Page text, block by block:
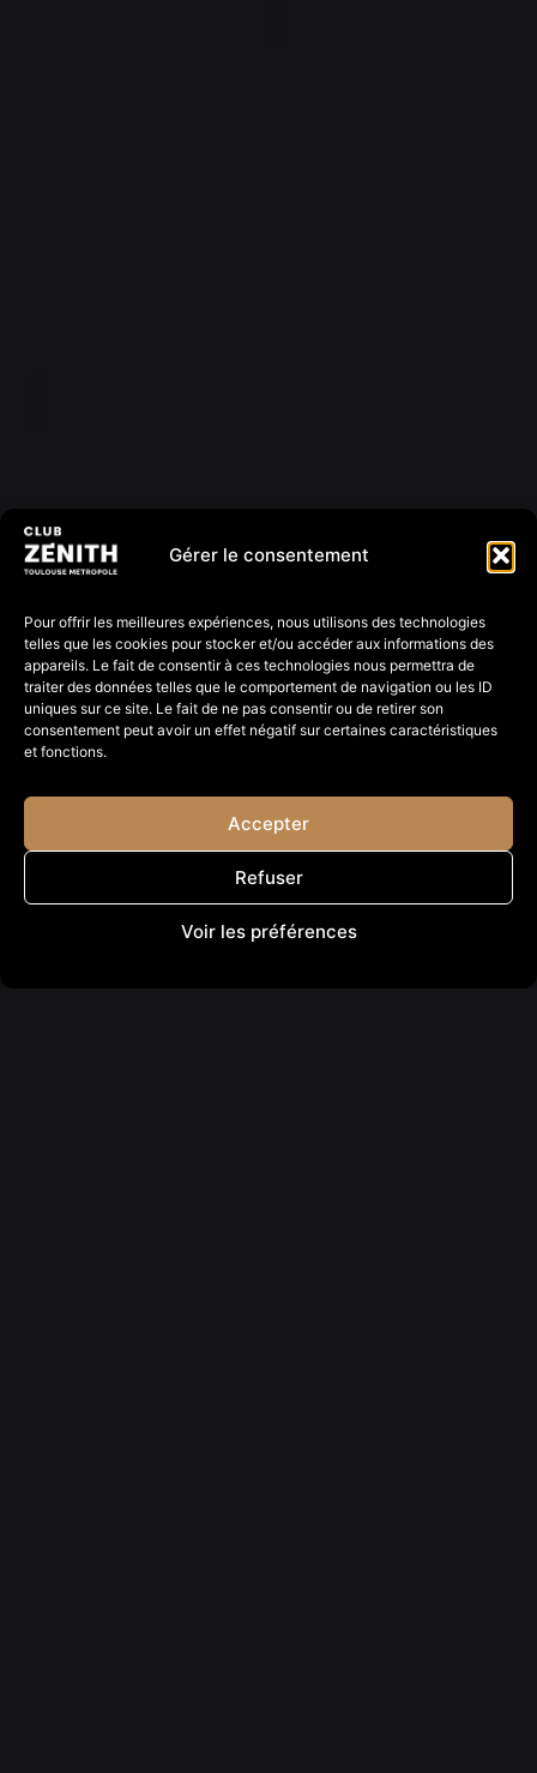
Gérer le consentement
Pour offrir les meilleures expériences, nous utilisons des technologies
telles que les cookies pour stocker et/ou accéder aux informations des
appareils. Le fait de consentir à ces technologies nous permettra de
traiter des données telles que le comportement de navigation ou les ID
uniques sur ce site. Le fait de ne pas consentir ou de retirer son
consentement peut avoir un effet négatif sur certaines caractéristiques
et fonctions.
Accepter
Refuser
Voir les préférences